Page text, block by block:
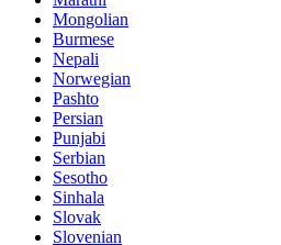
Mongolian
Burmese
Nepali
Norwegian
Pashto
Persian
Punjabi
Serbian
Sesotho
Sinhala
Slovak
Slovenian